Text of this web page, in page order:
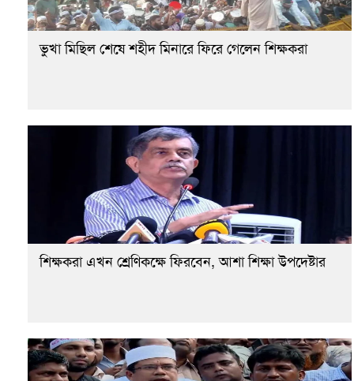
ভুখা মিছিল শেষে শহীদ মিনারে ফিরে গেলেন শিক্ষকরা
শিক্ষকরা এখন শ্রেণিকক্ষে ফিরবেন, আশা শিক্ষা উপদেষ্টার